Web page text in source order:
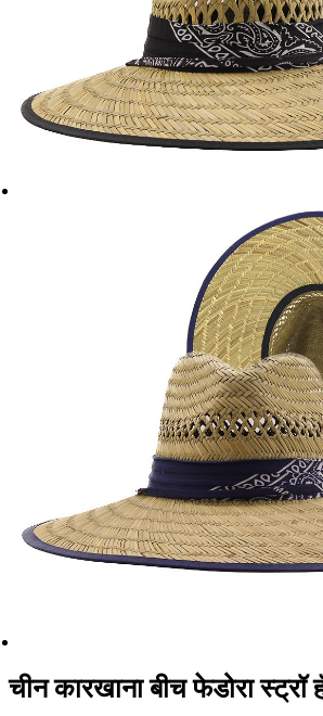
चीन कारखाना बीच फेडोरा स्ट्रॉ